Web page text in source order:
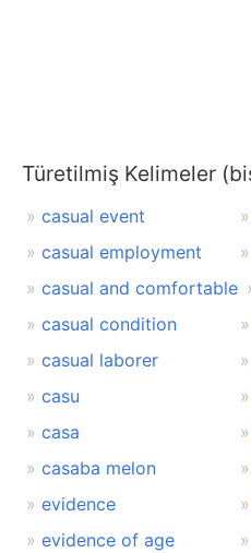
Türetilmiş Kelimeler
casual event
casual employment
casual and comfortable
casual condition
casual laborer
casu
casa
casaba melon
evidence
evidence of age